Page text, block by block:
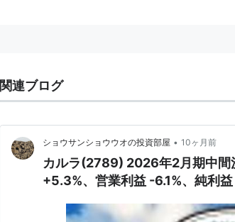
関連ブログ
ショウサンショウウオの投資部屋 • 10ヶ月前
カルラ(2789) 2026年2月期中間
+5.3%、営業利益 -6.1%、純利